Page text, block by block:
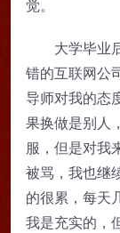
觉。
大学毕业
错的互联网公
导师对我的态
果换做是别人
服，但是对我
被骂，我也继
的很累，每天
我是充实的，